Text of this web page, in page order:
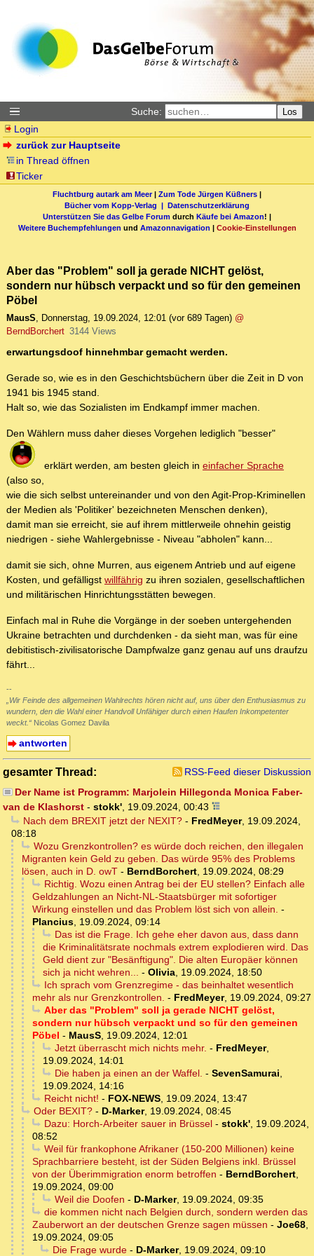
Suche: Los
Login
zurück zur Hauptseite
in Thread öffnen
Ticker
Fluchtburg autark am Meer| Zum Tode Jürgen Küßners |
Bücher vom Kopp-Verlag | Datenschutzerklärung
Unterstützen Sie das Gelbe Forum durch Käufe bei Amazon! |
Weitere Buchempfehlungen und Amazonnavigation | Cookie-Einstellungen
Aber das "Problem" soll ja gerade NICHT gelöst,
sondern nur hübsch verpackt und so für den gemeinen
Pöbel
MausS, Donnerstag, 19.09.2024, 12:01 (vor 689 Tagen) @
BerndBorchert 3144 Views
erwartungsdoof hinnehmbar gemacht werden.
Gerade so, wie es in den Geschichtsbüchern über die Zeit in D von
1941 bis 1945 stand.
Halt so, wie das Sozialisten im Endkampf immer machen.
Den Wählern muss daher dieses Vorgehen lediglich "besser"
erklärt werden, am besten gleich in einfacher Sprache
(also so,
wie die sich selbst untereinander und von den Agit-Prop-Kriminellen
der Medien als 'Politiker' bezeichneten Menschen denken),
damit man sie erreicht, sie auf ihrem mittlerweile ohnehin geistig
niedrigen - siehe Wahlergebnisse - Niveau "abholen" kann...
damit sie sich, ohne Murren, aus eigenem Antrieb und auf eigene
Kosten, und gefälligst willfährig zu ihren sozialen, gesellschaftlichen
und militärischen Hinrichtungsstätten bewegen.
Einfach mal in Ruhe die Vorgänge in der soeben untergehenden
Ukraine betrachten und durchdenken - da sieht man, was für eine
debitistisch-zivilisatorische Dampfwalze ganz genau auf uns draufzu
fährt...
--
„Wir Feinde des allgemeinen Wahlrechts hören nicht auf, uns über den Enthusiasmus zu
wundern, den die Wahl einer Handvoll Unfähiger durch einen Haufen Inkompetenter
weckt.“ Nicolas Gomez Davila
antworten
gesamter Thread:
RSS-Feed dieser Diskussion
Der Name ist Programm: Marjolein Hillegonda Monica Faber-
van de Klashorst - stokk', 19.09.2024, 00:43
Nach dem BREXIT jetzt der NEXIT?- FredMeyer, 19.09.2024,
08:18
Wozu Grenzkontrollen? es würde doch reichen, den illegalen
Migranten kein Geld zu geben. Das würde 95% des Problems
lösen, auch in D. owT - BerndBorchert, 19.09.2024, 08:29
Richtig. Wozu einen Antrag bei der EU stellen? Einfach alle
Geldzahlungen an Nicht-NL-Staatsbürger mit sofortiger
Wirkung einstellen und das Problem löst sich von allein. -
Plancius, 19.09.2024, 09:14
Das ist die Frage. Ich gehe eher davon aus, dass dann
die Kriminalitätsrate nochmals extrem explodieren wird. Das
Geld dient zur "Besänftigung". Die alten Europäer können
sich ja nicht wehren... - Olivia, 19.09.2024, 18:50
Ich sprach vom Grenzregime - das beinhaltet wesentlich
mehr als nur Grenzkontrollen. - FredMeyer, 19.09.2024, 09:27
Aber das "Problem" soll ja gerade NICHT gelöst,
sondern nur hübsch verpackt und so für den gemeinen
Pöbel - MausS, 19.09.2024, 12:01
Jetzt überrascht mich nichts mehr. - FredMeyer,
19.09.2024, 14:01
Die haben ja einen an der Waffel. - SevenSamurai,
19.09.2024, 14:16
Reicht nicht! - FOX-NEWS, 19.09.2024, 13:47
Oder BEXIT?- D-Marker, 19.09.2024, 08:45
Dazu: Horch-Arbeiter sauer in Brüssel- stokk', 19.09.2024,
08:52
Weil für frankophone Afrikaner (150-200 Millionen) keine
Sprachbarriere besteht, ist der Süden Belgiens inkl. Brüssel
von der Überimmigration enorm betroffen - BerndBorchert,
19.09.2024, 09:00
Weil die Doofen - D-Marker, 19.09.2024, 09:35
die kommen nicht nach Belgien durch, sondern werden das
Zauberwort an der deutschen Grenze sagen müssen - Joe68,
19.09.2024, 09:05
Die Frage wurde- D-Marker, 19.09.2024, 09:10